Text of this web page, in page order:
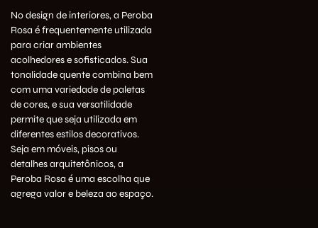
No design de interiores, a Peroba
Rosa é frequentemente utilizada
para criar ambientes
acolhedores e sofisticados. Sua
tonalidade quente combina bem
com uma variedade de paletas
de cores, e sua versatilidade
permite que seja utilizada em
diferentes estilos decorativos.
Seja em móveis, pisos ou
detalhes arquitetônicos, a
Peroba Rosa é uma escolha que
agrega valor e beleza ao espaço.